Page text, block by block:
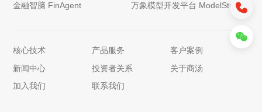
金融智脑 FinAgent
万象模型开发平台 ModelStudio
核心技术 产品服务
客户案例
新闻中心
投资者关系
关于商汤
加入我们
联系我们